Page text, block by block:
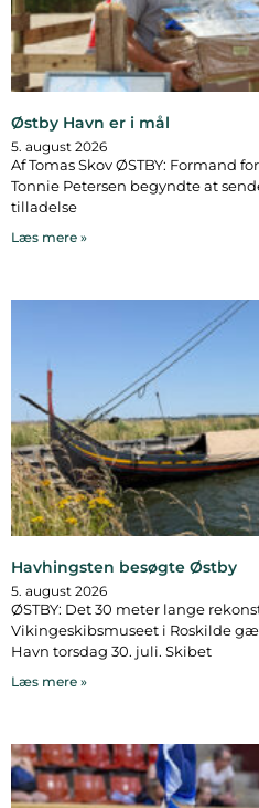
Østby Havn er i mål
5. august 2026
Af Tomas Skov ØSTBY: Formand
Tonnie Petersen begyndte at
tilladelse
Læs mere »
Havhingsten besøgte Østby
5. august 2026
ØSTBY: Det 30 meter lange
Vikingeskibsmuseet i Roskilde
Havn torsdag 30. juli. Skibet
Læs mere »